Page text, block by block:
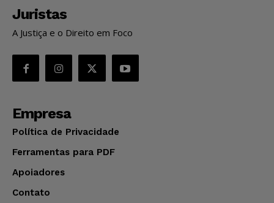
Juristas
A Justiça e o Direito em Foco
Empresa
Política de Privacidade
Ferramentas para PDF
Apoiadores
Contato